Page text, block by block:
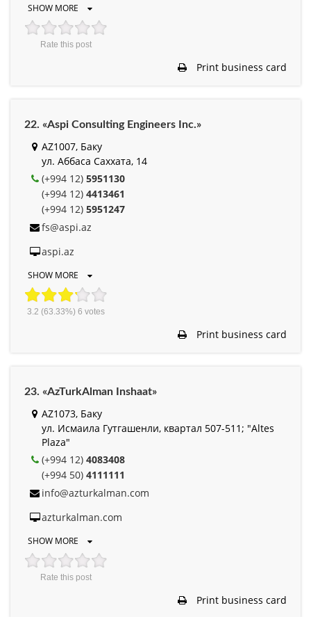
SHOW MORE
Rate this post
Print business card
22. «Aspi Consulting Engineers Inc.»
AZ1007, Баку
ул. Аббаса Саххата, 14
(+994 12) 5951130
(+994 12) 4413461
(+994 12) 5951247
fs@aspi.az
aspi.az
SHOW MORE
3.2 (63.33%) 6 votes
Print business card
23. «AzTurkAlman Inshaat»
AZ1073, Баку
ул. Исмаила Гутгашенли, квартал 507-511; "Altes
Plaza"
(+994 12) 4083408
(+994 50) 4111111
info@azturkalman.com
azturkalman.com
SHOW MORE
Rate this post
Print business card